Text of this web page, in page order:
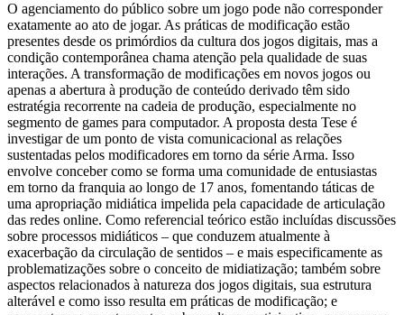
O agenciamento do público sobre um jogo pode não corresponder
exatamente ao ato de jogar. As práticas de modificação estão
presentes desde os primórdios da cultura dos jogos digitais, mas a
condição contemporânea chama atenção pela qualidade de suas
interações. A transformação de modificações em novos jogos ou
apenas a abertura à produção de conteúdo derivado têm sido
estratégia recorrente na cadeia de produção, especialmente no
segmento de games para computador. A proposta desta Tese é
investigar de um ponto de vista comunicacional as relações
sustentadas pelos modificadores em torno da série Arma. Isso
envolve conceber como se forma uma comunidade de entusiastas
em torno da franquia ao longo de 17 anos, fomentando táticas de
uma apropriação midiática impelida pela capacidade de articulação
das redes online. Como referencial teórico estão incluídas discussões
sobre processos midiáticos – que conduzem atualmente à
exacerbação da circulação de sentidos – e mais especificamente as
problematizações sobre o conceito de midiatização; também sobre
aspectos relacionados à natureza dos jogos digitais, sua estrutura
alterável e como isso resulta em práticas de modificação; e